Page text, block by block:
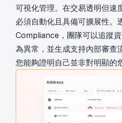
可視化管理。在交易透明但速
必須自動化且具備可擴展性。
Compliance，團隊可以追蹤
為異常，並生成支持內部審查
您能夠證明自己並非對明顯的